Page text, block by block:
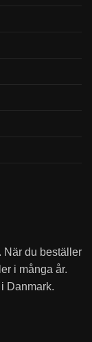
När du beställer
i många år.
Danmark.